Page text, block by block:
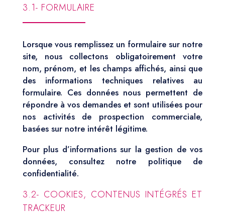
3.1- FORMULAIRE
Lorsque vous remplissez un formulaire sur notre
site, nous collectons obligatoirement votre
nom, prénom, et les champs affichés, ainsi que
des informations techniques relatives au
formulaire. Ces données nous permettent de
répondre à vos demandes et sont utilisées pour
nos activités de prospection commerciale,
basées sur notre intérêt légitime.
Pour plus d’informations sur la gestion de vos
données, consultez notre politique de
confidentialité.
3.2- COOKIES, CONTENUS INTÉGRÉS ET
TRACKEUR